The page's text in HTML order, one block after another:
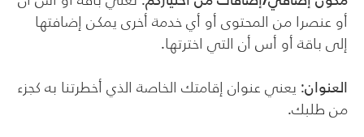
أو عنصرا من المحتوى أو أي خدمة أخرى يمكن إضافتها
إلى باقة أو أس أن التي اخترتها.
العنوان: يعني عنوان إقامتك الخاصة الذي أخطرتنا به كجزء
من طلبك.